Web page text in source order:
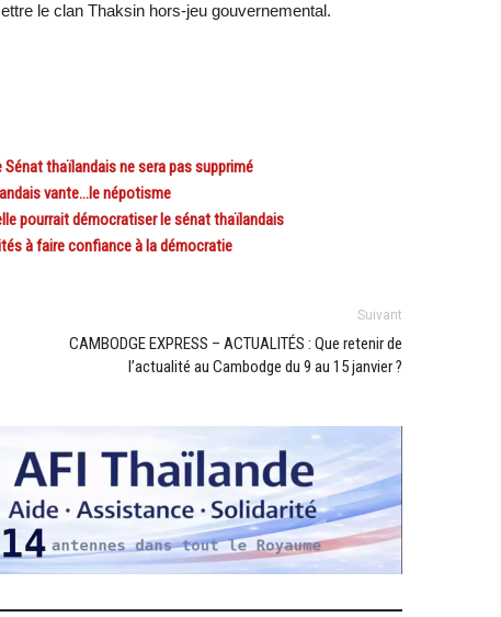
le clan Thaksin hors-jeu gouvernemental.
Sénat thaïlandais ne sera pas supprimé
vante…le népotisme
pourrait démocratiser le sénat thaïlandais
à faire confiance à la démocratie
Suivant
CAMBODGE EXPRESS – ACTUALITÉS : Que retenir de
l’actualité au Cambodge du 9 au 15 janvier ?